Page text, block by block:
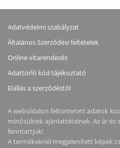
Adatvédelmi szabályzat
Általános Szerződési feltételek
Online vitarendezés
Adattörlő kód tájékoztató
Elállás a szerződéstől
A weboldalon feltüntetett adatok
minősülnek ajánlattételnek. Az ár és
fenntartjuk!
A termékeknél megjelenített képek